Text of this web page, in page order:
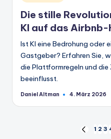
in
Die stille
KI auf das
Ist KI eine Bedrohung oder
Gastgeber? Erfahren Sie,
die Plattformregeln und
beeinflusst.
Geschrieben
Daniel Altman 4. März 2026
1 2 3